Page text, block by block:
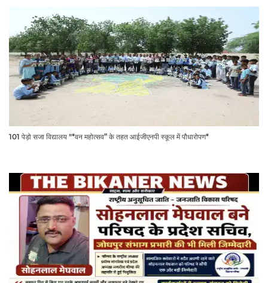
101 पेड़ो सजा विद्यालय "*वन महोत्सव” के तहत आईजीएनपी स्कूल में पौधारोपण*